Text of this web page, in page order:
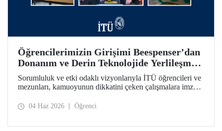
Öğrencilerimizin Girişimi Beespenser’dan
Donanım ve Derin Teknolojide Yerlileşme
İçin Dikkat Çekici Hamle
Sorumluluk ve etki odaklı vizyonlarıyla İTÜ öğrencileri ve
mezunları, kamuoyunun dikkatini çeken çalışmalara imza
yolculuğunun somutlaşan örnekleri arasında Beespenser de
04 Haz 2026 Öğrenci